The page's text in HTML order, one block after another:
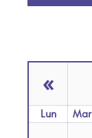
«
Lun Mar